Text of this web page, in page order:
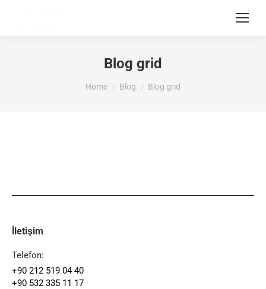
Blog grid
You are here:
Home Blog Blog grid
İletişim
Telefon:
+90 212 519 04 40
+90 532 335 11 17